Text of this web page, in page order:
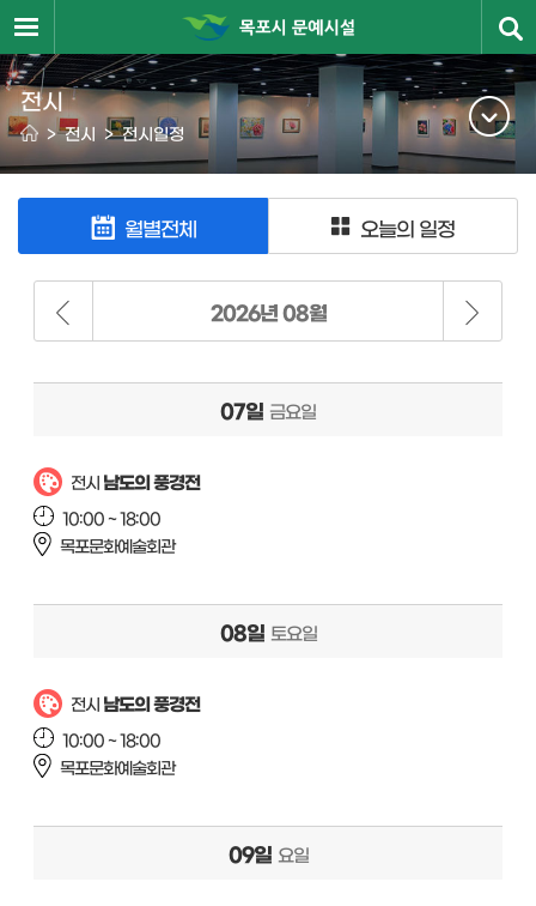
전시
> 전시 > 전시일정
월별전체
2026년 08월
07일 금요일
전시 남도의 풍경전
10:00 ~ 18:00
목포문화예술회관
08일 토요일
전시 남도의 풍경전
10:00 ~ 18:00
목포문화예술회관
09일 요일
오늘의 일정